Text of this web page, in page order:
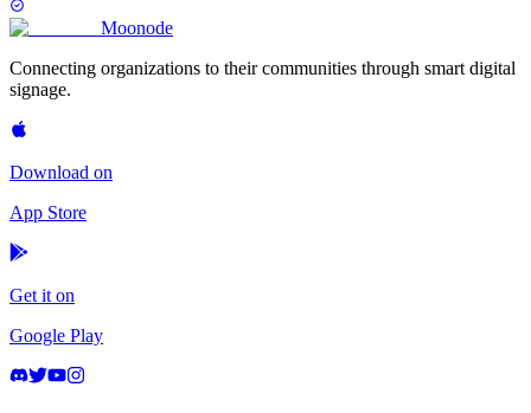
Moonode
Connecting organizations to their communities through smart digital
signage.
Download on
App Store
Get it on
Google Play